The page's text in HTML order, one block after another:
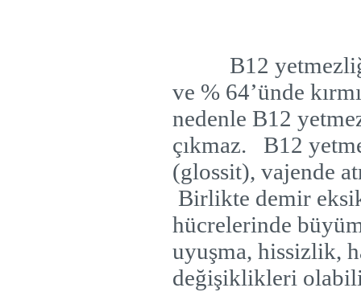
B12
ve % 64’ünde
nedenle B12
çıkmaz.
B12
(glossit), vajende
Birlikte demir
hücrelerinde
uyuşma, hissizlik,
değişiklikleri